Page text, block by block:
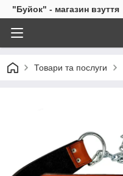
"Буйок" - магазин взуття
Товари та послуги